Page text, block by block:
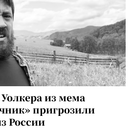
из мема
пригрозили
России